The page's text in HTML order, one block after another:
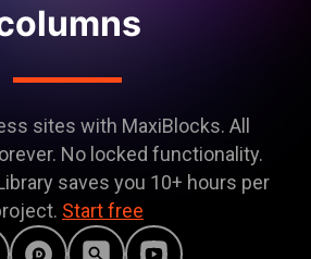
sites with MaxiBlocks. All
No locked functionality.
saves you 10+ hours per
Start free